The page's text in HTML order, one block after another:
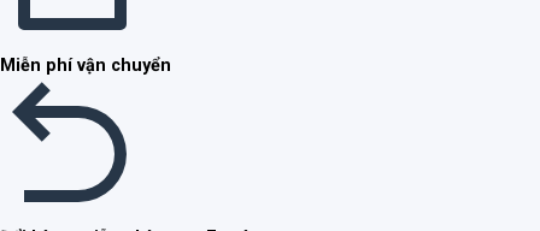
Miễn phí vận chuyển